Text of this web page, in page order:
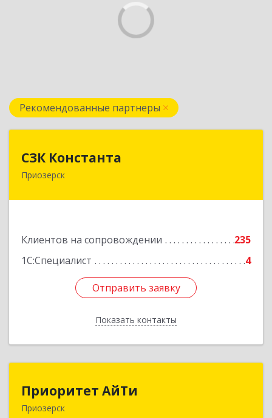
Рекомендованные партнеры
СЗК Константа
Приозерск
Клиентов на сопровождении
235
1С:Специалист
4
Отправить заявку
Показать контакты
188760, Ленинградская обл, Приозерск г,
Отправить заявку
Назад
Приоритет АйТи
Приозерск
188760, Ленинградская обл, Приозерский р-н,